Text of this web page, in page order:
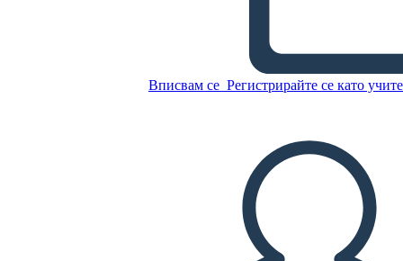
Вписвам се Регистрирайте се като
Копирайте този Storyboard
СЪЗДАЙТЕ СЦЕНАРИЙ
ЧЕТИ МИ